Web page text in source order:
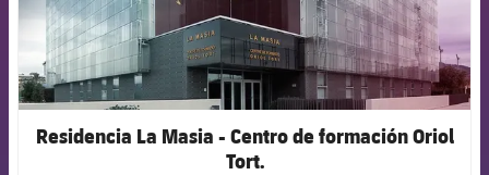
Residencia La Masia - Centro de formación Oriol
Tort.